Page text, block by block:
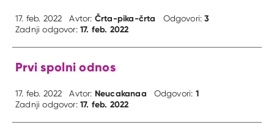
17. feb. 2022 Avtor: Črta-pika-črta Odgovori:3
Zadnji odgovor:17. feb. 2022
Prvi spolni odnos
17. feb. 2022 Avtor: Neucakanaa Odgovori: 1
Zadnji odgovor:17. feb. 2022